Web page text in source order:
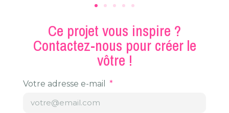
Ce projet vous inspire ?
Contactez-nous pour créer le
vôtre !
Votre adresse e-mail